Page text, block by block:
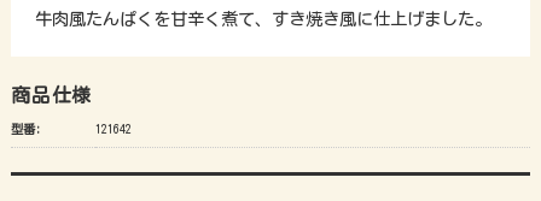
牛肉風たんぱくを甘辛く煮て、すき焼き風に仕上げました。
商品仕様
型番: 121642